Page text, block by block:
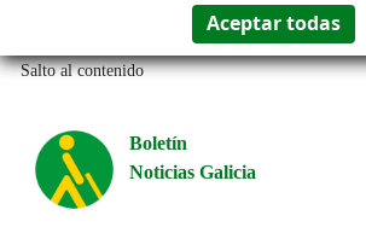
Salto al contenido
Boletín
Noticias Galicia